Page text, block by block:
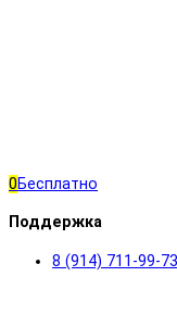
0Бесплатно
Поддержка
8 (914) 711-99-73